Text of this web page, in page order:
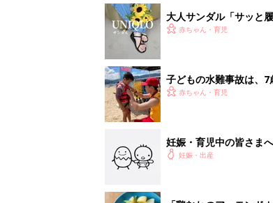
大人サンダル「サッと
赤ちゃん・育児
子どもの水難事故は、
をまねく【専門家】
赤ちゃん・育児
妊娠・育児中の皆さま
妊娠・出産